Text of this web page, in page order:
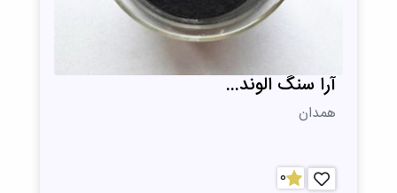
آرا سنگ الوند...
همدان
0